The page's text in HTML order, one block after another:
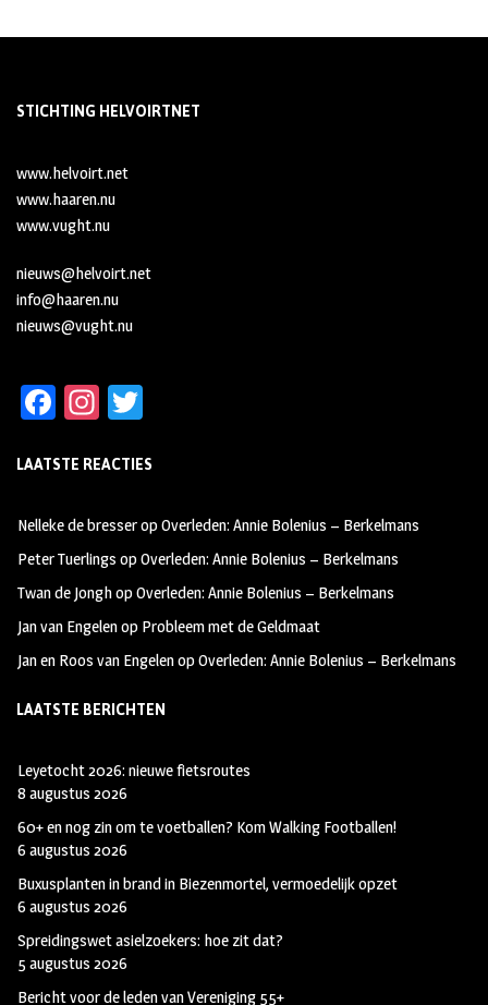
STICHTING HELVOIRTNET
www.helvoirt.net
www.haaren.nu
www.vught.nu
nieuws@helvoirt.net
info@haaren.nu
nieuws@vught.nu
Fa
b
oo
k
In
ag
m
tt
LAATSTE REACTIES
Nelleke de bresseropOverleden: Annie Bolenius – Berkelmans
Peter Tuerlings opOverleden: Annie Bolenius – Berkelmans
Twan de JonghopOverleden: Annie Bolenius – Berkelmans
Jan van Engelenop Probleem met de Geldmaat
Jan en Roos van EngelenopOverleden: Annie Bolenius – Berkelmans
LAATSTE BERICHTEN
Leyetocht 2026: nieuwe fietsroutes
8 augustus 2026
60+ en nog zin om te voetballen? Kom Walking Footballen!
6 augustus 2026
Buxusplanten in brand in Biezenmortel, vermoedelijk opzet
6 augustus 2026
Spreidingswet asielzoekers: hoe zit dat?
5 augustus 2026
Bericht voor de leden van Vereniging 55+